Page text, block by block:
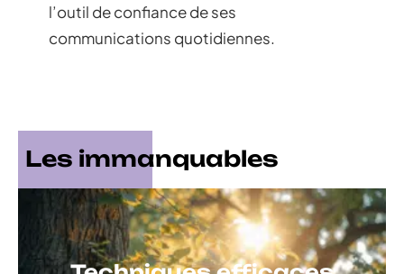
l’outil de confiance de ses
communications quotidiennes.
Les immanquables